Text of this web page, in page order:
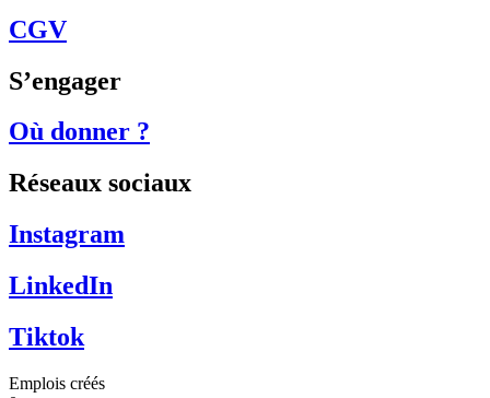
CGV
S’engager
Où donner ?
Réseaux sociaux
Instagram
LinkedIn
Tiktok
Emplois créés